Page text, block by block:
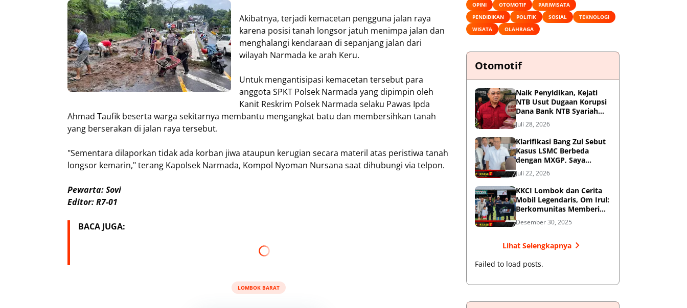
Akibatnya, terjadi kemacetan pengguna jalan raya
karena posisi tanah longsor jatuh menimpa jalan dan
menghalangi kendaraan di sepanjang jalan dari
wilayah Narmada ke arah Keru.
Untuk mengantisipasi kemacetan tersebut para
anggota SPKT Polsek Narmada yang dipimpin oleh
Kanit Reskrim Polsek Narmada selaku Pawas Ipda
Ahmad Taufik beserta warga sekitarnya membantu mengangkat batu dan membersihkan tanah
yang berserakan di jalan raya tersebut.
"Sementara dilaporkan tidak ada korban jiwa ataupun kerugian secara materil atas peristiwa tanah
longsor kemarin," terang Kapolsek Narmada, Kompol Nyoman Nursana saat dihubungi via telpon.
Pewarta: Sovi
Editor: R7-01
BACA JUGA:
LOMBOK BARAT
OPINI
OTOMOTIF
PARIWISATA
PENDIDIKAN
POLITIK SOSIAL
TEKNOLOGI
WISATA
OLAHRAGA
Otomotif
Naik Penyidikan, Kejati
NTB Usut Dugaan Korupsi
Dana Bank NTB Syariah
untuk MXGP 2023
Juli 28, 2026
Klarifikasi Bang Zul Sebut
Kasus LSMC Berbeda
dengan MXGP, Saya
Dipanggil Sebagai Saksi
Juli 22, 2026
KKCI Lombok dan Cerita
Mobil Legendaris, Om Irul:
Berkomunitas Memberi
Manfaat dan Membangun
Imej Positif
Desember 30, 2025
Lihat Selengkapnya
Failed to load posts.